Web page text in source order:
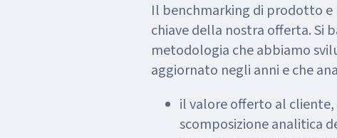
Il benchmarking di prodotto e
chiave della nostra offerta. Si
metodologia che abbiamo
aggiornato negli anni e che
il valore offerto al cliente,
scomposizione analitica